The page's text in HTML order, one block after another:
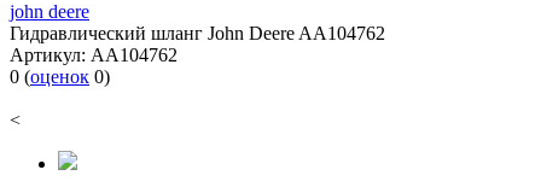
john deere
Гидравлический шланг John Deere AA104762
Артикул: AA104762
0 (оценок 0)
<